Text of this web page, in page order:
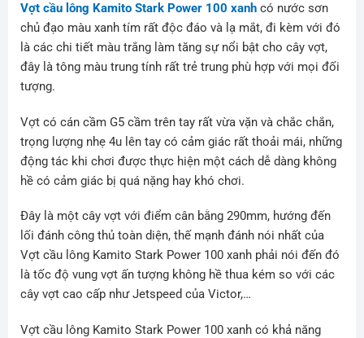
Vợt cầu lông Kamito Stark Power 100 xanhcó nước sơn
chủ đạo màu xanh tím rất độc đáo và lạ mắt, đi kèm với đó
là các chi tiết màu trắng làm tăng sự nổi bật cho cây vợt,
đây là tông màu trung tính rất trẻ trung phù hợp với mọi đối
tượng.
Vợt có cán cầm G5 cầm trên tay rất vừa vặn và chắc chắn,
trọng lượng nhẹ 4u lên tay có cảm giác rất thoải mái, những
động tác khi chơi được thực hiện một cách dễ dàng không
hề có cảm giác bị quá nặng hay khó chơi.
Đây là một cây vợt với điểm cân bằng 290mm, hướng đến
lối đánh công thủ toàn diện, thế mạnh đánh nói nhất của
Vợt cầu lông Kamito Stark Power 100 xanh phải nói đến đó
là tốc độ vung vợt ấn tượng không hề thua kém so với các
cây vợt cao cấp như Jetspeed của Victor,…
Vợt cầu lông Kamito Stark Power 100 xanh có khả năng